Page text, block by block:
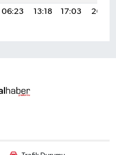
06:23 13:18 17:03 20:04